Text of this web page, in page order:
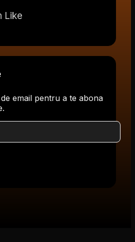
Like
email pentru a te abona